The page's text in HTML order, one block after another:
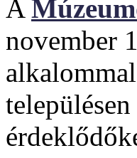
A
november